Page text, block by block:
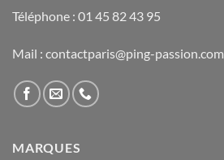
Téléphone : 01 45 82 43 95
Mail : contactparis@ping-passion.com
MARQUES